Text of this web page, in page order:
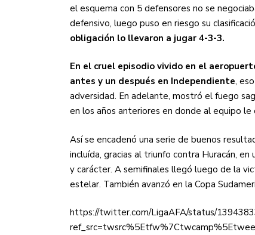
el esquema con 5 defensores no se
defensivo, luego puso en riesgo su
obligación lo llevaron a jugar 4-3-3.
En el cruel episodio vivido en el
antes y un después en Independiente,
adversidad. En adelante, mostró el fuego
en los años anteriores en donde al equipo
Así se encadenó una serie de buenos
incluída, gracias al triunfo contra Huracán,
y carácter. A semifinales llegó luego de la
estelar. También avanzó en la Copa
https://twitter.com/LigaAFA/status/